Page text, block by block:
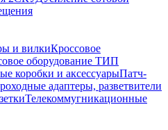
и вилкиКроссовое
оборудование ТИП
коробки и аксессуарыПатч-
адаптеры, разветвители
Телекоммугникационные